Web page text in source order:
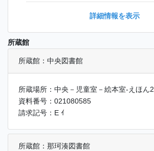
詳細情報を表示
所蔵館
所蔵館：中央図書館
所蔵場所：中央－児童室－絵本室-えほん2
資料番号：021080585
請求記号：E ｲ
所蔵館：那珂湊図書館